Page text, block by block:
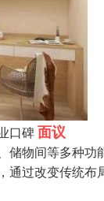
口碑面议
储物间等多种
通过改变传统